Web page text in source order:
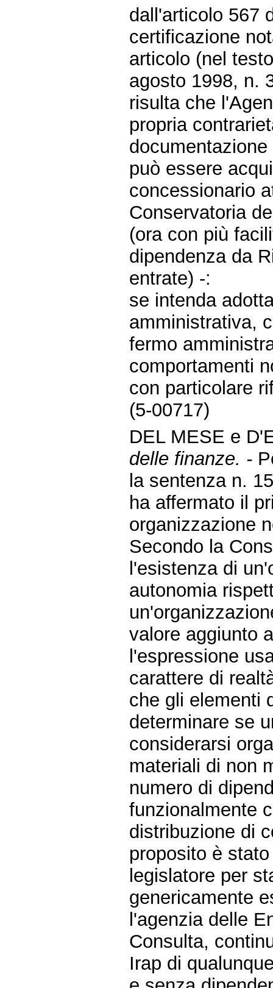
dall'articolo 567
certificazione
articolo (nel
agosto 1998, n.
risulta che
propria
può essere
concessionario
Conservatoria
(ora con più
dipendenza da
entrate) -:
se intenda
amministrativa,
fermo
comportamenti
con particolare
(5-00717)
DEL MESE e
delle finanze. -
la sentenza n.
ha affermato il
organizzazione
Secondo la
l'esistenza di
autonomia
valore aggiunto
l'espressione
carattere di
che gli elementi
determinare se
considerarsi
materiali di non
numero di
funzionalmente
distribuzione di
proposito è
legislatore per
genericamente
l'agenzia delle
Consulta,
Irap di